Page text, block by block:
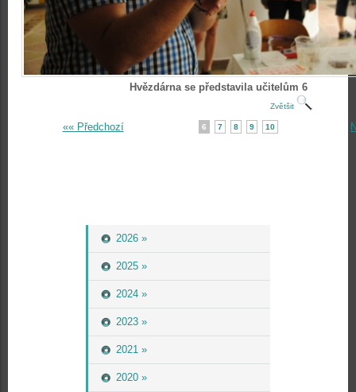
2026 »
2025 »
2024 »
2023 »
2021 »
2020 »
Hvězdárna se představila učitelům 6
Zvětšit
«« Předchozí 6 7 8 9 10